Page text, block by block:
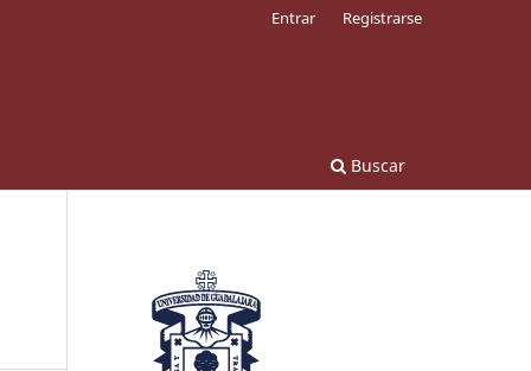
Buscar
Entrar Registrarse